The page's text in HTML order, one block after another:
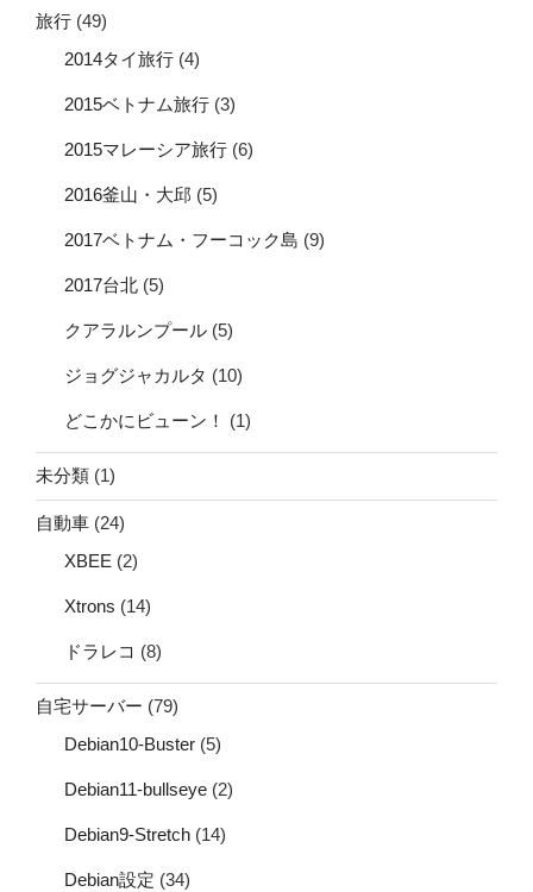
旅行 (49)
2014タイ旅行 (4)
2015ベトナム旅行 (3)
2015マレーシア旅行 (6)
2016釜山・大邱 (5)
2017ベトナム・フーコック島 (9)
2017台北 (5)
クアラルンプール (5)
ジョグジャカルタ (10)
どこかにビューン！ (1)
未分類 (1)
自動車 (24)
XBEE (2)
Xtrons (14)
ドラレコ (8)
自宅サーバー (79)
Debian10-Buster (5)
Debian11-bullseye (2)
Debian9-Stretch (14)
Debian設定 (34)